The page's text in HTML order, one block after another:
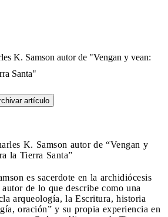
K. Samson autor de "Vengan y vean:
Santa"
artículo
K. Samson autor de “Vengan y
la Tierra Santa”
es sacerdote en la archidiócesis
de lo que describe como una
arqueología, la Escritura, historia
oración” y su propia experiencia en